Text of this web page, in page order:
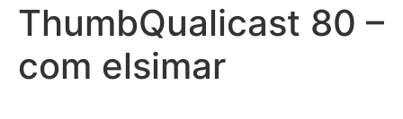
ThumbQualicast 80 –
com elsimar